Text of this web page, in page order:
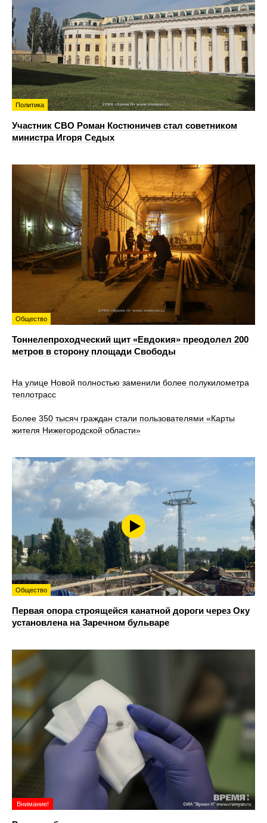
Политика
Участник СВО Роман Костюничев стал советником
министра Игоря Седых
Общество
Тоннелепроходческий щит «Евдокия» преодолел 200
метров в сторону площади Свободы
На улице Новой полностью заменили более полукилометра
теплотрасс
Более 350 тысяч граждан стали пользователями «Карты
жителя Нижегородской области»
Общество
Первая опора строящейся канатной дороги через Оку
установлена на Заречном бульваре
Внимание!